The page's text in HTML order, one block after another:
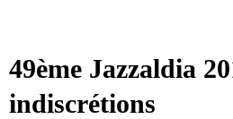
49ème Jazzaldia
indiscrétions